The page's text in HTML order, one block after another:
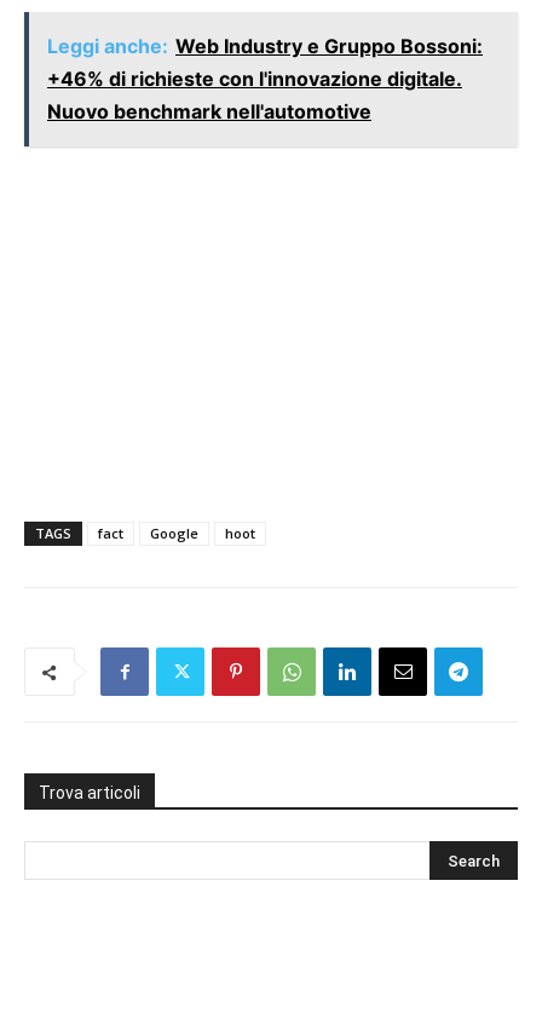
Leggi anche: Web Industry e Gruppo Bossoni:
+46% di richieste con l'innovazione digitale.
Nuovo benchmark nell'automotive
TAGS fact Google hoot
Trova articoli